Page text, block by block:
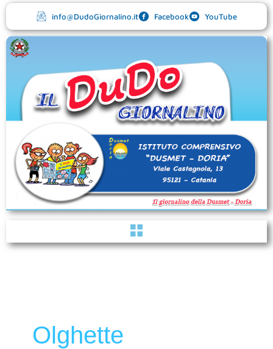
contenuto
info@DudoGiornalino.it Facebook YouTube
Menu
Olghette